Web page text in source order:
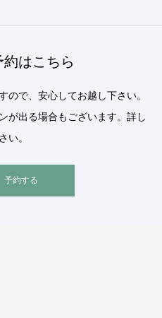
はこちら
ので、安心してお越し下さい。
が出る場合もございます。詳し
い。
約する